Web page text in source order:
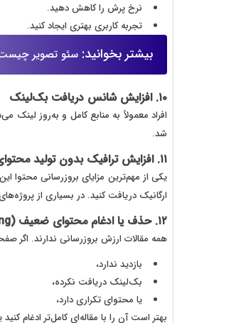
نرخ پرش را کاهش دهید.
تجربه کاربری بهتری ایجاد کنید.
بیشتر بخوانید: سئو تصویر
۱۰. افزایش شانس دریافت بک‌لینک
افراد معمولاً به منابع کامل و به‌روز
شد.
۱۱. افزایش ترافیک بدون تولید محتوای جدید
یکی از مهم‌ترین مزایای بروزرسانی
ارگانیک دریافت کنید. در بسیاری از پروژه‌های سئو، بروزرسانی ۲۰ مقاله قدیمی، نتیجه بهتری
۱۲. حذف یا ادغام محتوای ضعیف (Content Pruning)
همه مقالات ارزش بروزرسانی ندارند. اگر
بازدید ندارد،
بک‌لینک دریافت نکرده،
یا محتوای تکراری دارد،
بهتر است آن را با مقاله‌ای کامل‌تر ادغام